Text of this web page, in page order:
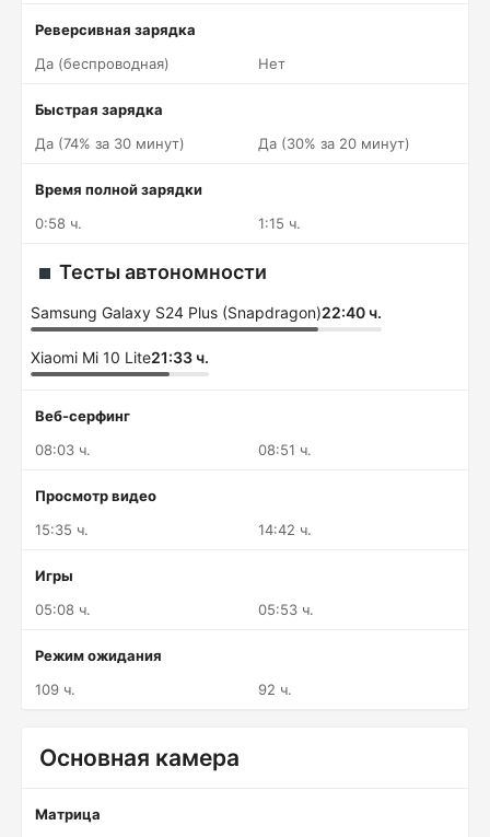
Реверсивная зарядка
Да (беспроводная)
Нет
Быстрая зарядка
Да (74% за 30 минут)
Да (30% за 20 минут)
Время полной зарядки
0:58 ч.
1:15 ч.
Тесты автономности
Samsung Galaxy S24 Plus (Snapdragon)22:40 ч.
Xiaomi Mi 10 Lite21:33 ч.
Веб-серфинг
08:03 ч.
08:51 ч.
Просмотр видео
15:35 ч.
14:42 ч.
Игры
05:08 ч.
05:53 ч.
Режим ожидания
109 ч.
92 ч.
Основная камера
Матрица